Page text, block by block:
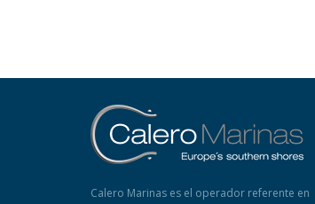
Calero Marinas es el operador referente en